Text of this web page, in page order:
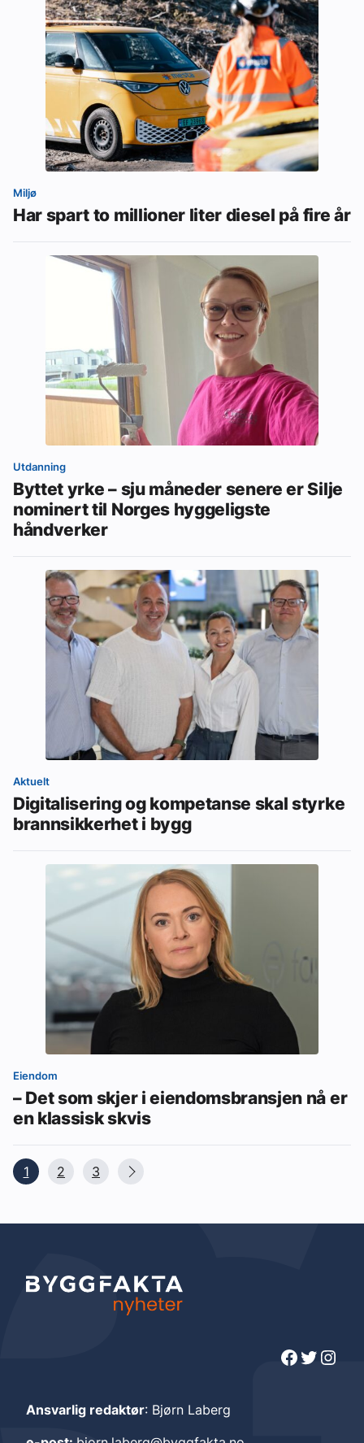
Miljø
Har spart to millioner liter diesel på fire år
Utdanning
Byttet yrke – sju måneder senere er Silje
nominert til Norges hyggeligste
håndverker
Aktuelt
Digitalisering og kompetanse skal styrke
brannsikkerhet i bygg
Eiendom
– Det som skjer i eiendomsbransjen nå er
en klassisk skvis
1 2 3
Facebook Twitter Instagram
Ansvarlig redaktør: Bjørn Laberg